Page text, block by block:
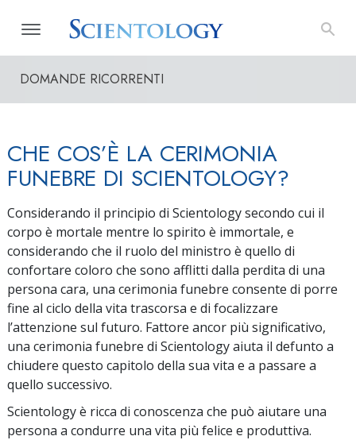
DOMANDE RICORRENTI
CHE COS’È LA CERIMONIA
FUNEBRE DI SCIENTOLOGY?
Considerando il principio di Scientology secondo cui il
corpo è mortale mentre lo spirito è immortale, e
considerando che il ruolo del ministro è quello di
confortare coloro che sono afflitti dalla perdita di una
persona cara, una cerimonia funebre consente di porre
fine al ciclo della vita trascorsa e di focalizzare
l’attenzione sul futuro. Fattore ancor più significativo,
una cerimonia funebre di Scientology aiuta il defunto a
chiudere questo capitolo della sua vita e a passare a
quello successivo.
Scientology è ricca di conoscenza che può aiutare una
persona a condurre una vita più felice e produttiva.